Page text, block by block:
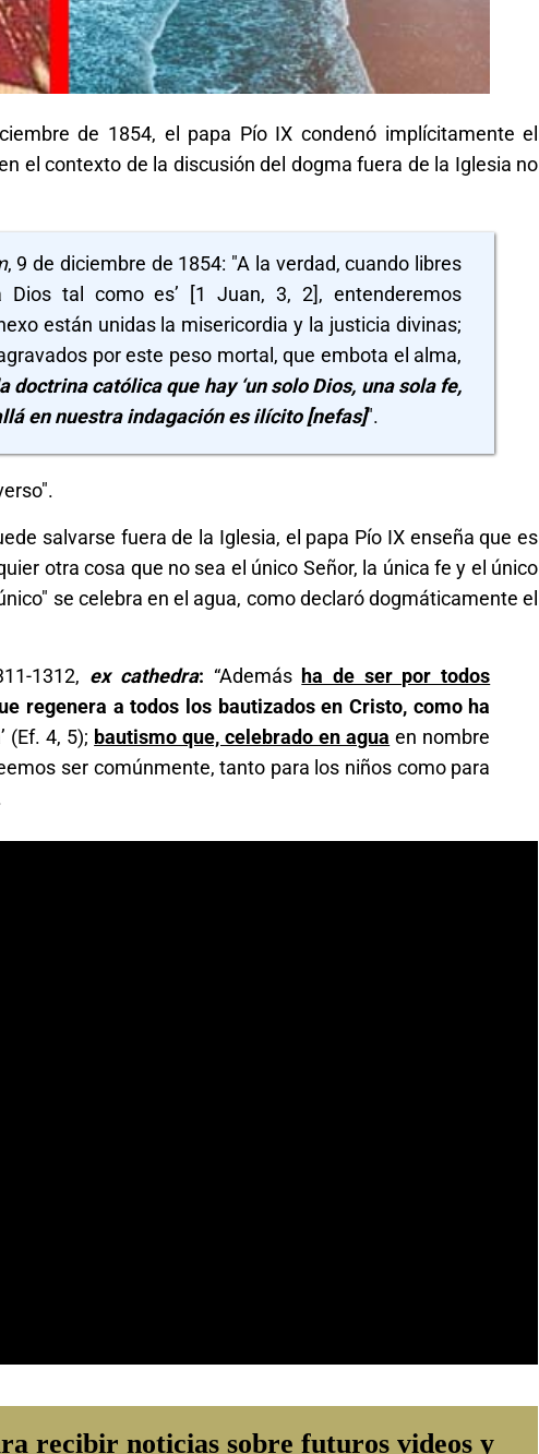
de 1854, el papa Pío IX condenó implícitamente el
el contexto de la discusión del dogma fuera de la Iglesia no
, 9 de diciembre de 1854: "A la verdad, cuando libres
Dios tal como es’ [1 Juan, 3, 2], entenderemos
están unidas la misericordia y la justicia divinas;
por este peso mortal, que embota el alma,
católica que hay ‘un solo Dios, una sola fe,
en nuestra indagación es ilícito [nefas]".
salvarse fuera de la Iglesia, el papa Pío IX enseña que es
otra cosa que no sea el único Señor, la única fe y el único
se celebra en el agua, como declaró dogmáticamente el
1312, ex cathedra: “Además ha de ser por todos
regenera a todos los bautizados en Cristo, como ha
’ (Ef. 4, 5); bautismo que, celebrado en agua en nombre
ser comúnmente, tanto para los niños como para
recibir noticias sobre futuros videos y